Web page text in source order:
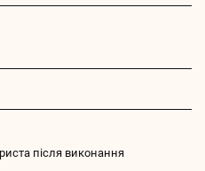
після виконання